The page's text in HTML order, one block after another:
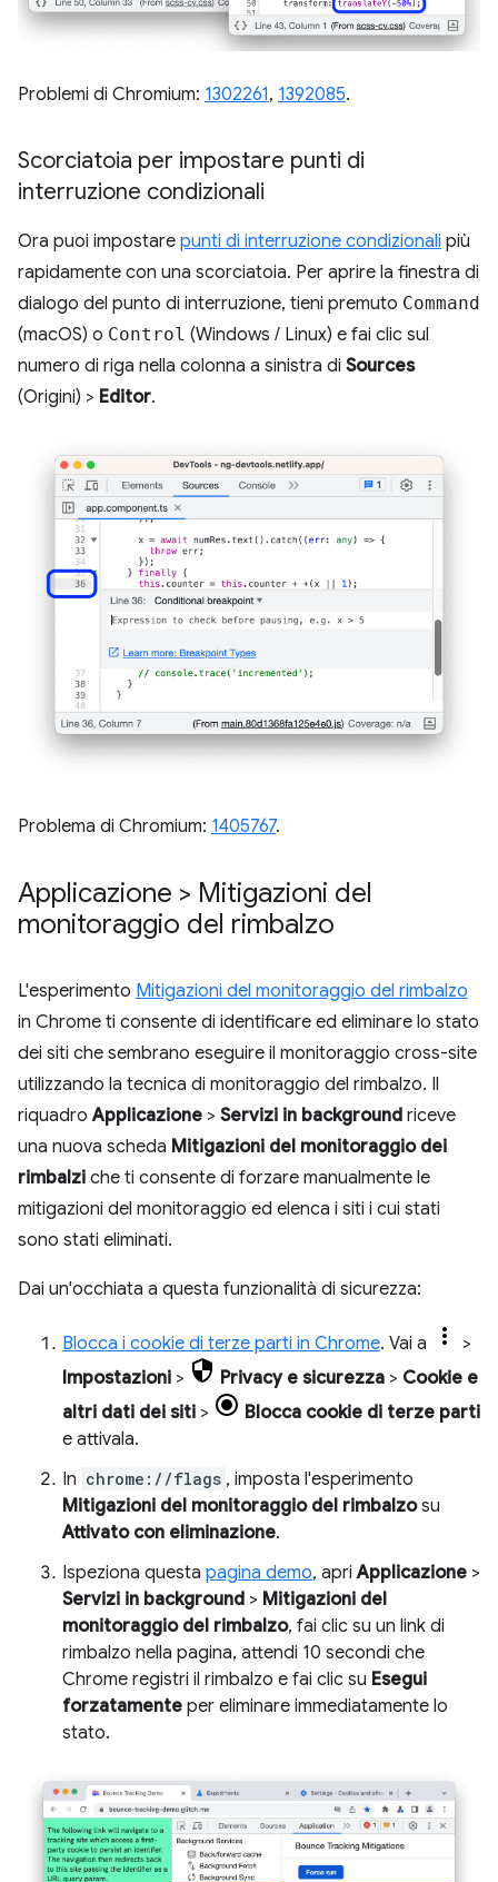
Problemi di Chromium: 1302261, 1392085.
Scorciatoia per impostare punti di
interruzione condizionali
Ora puoi impostare punti di interruzione condizionali più
rapidamente con una scorciatoia. Per aprire la finestra di
dialogo del punto di interruzione, tieni premuto Command
(macOS) o Control (Windows / Linux) e fai clic sul
numero di riga nella colonna a sinistra di Sources
(Origini) > Editor.
Problema di Chromium: 1405767.
Applicazione > Mitigazioni del
monitoraggio del rimbalzo
L'esperimento Mitigazioni del monitoraggio del rimbalzo
in Chrome ti consente di identificare ed eliminare lo stato
dei siti che sembrano eseguire il monitoraggio cross-site
utilizzando la tecnica di monitoraggio del rimbalzo. Il
riquadroApplicazione > Servizi in background riceve
una nuova scheda Mitigazioni del monitoraggio dei
rimbalzi che ti consente di forzare manualmente le
mitigazioni del monitoraggio ed elenca i siti i cui stati
sono stati eliminati.
Dai un'occhiata a questa funzionalità di sicurezza:
Blocca i cookie di terze parti in Chrome. Vai a
>
Impostazioni > Privacy e sicurezza > Cookie e
altri dati dei siti >
Blocca cookie di terze parti
e attivala.
In chrome://flags , imposta l'esperimento
Mitigazioni del monitoraggio del rimbalzosu
Attivato con eliminazione.
Ispeziona questa pagina demo, apriApplicazione >
Servizi in background > Mitigazioni del
monitoraggio del rimbalzo, fai clic su un link di
rimbalzo nella pagina, attendi 10 secondi che
Chrome registri il rimbalzo e fai clic su Esegui
forzatamente per eliminare immediatamente lo
stato.